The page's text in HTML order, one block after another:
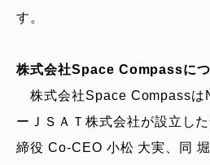
す。
株式会社Space Compassに
株式会社Space Compassは
ーＪＳＡＴ株式会社が設立し
締役 Co-CEO 小松 大実、同